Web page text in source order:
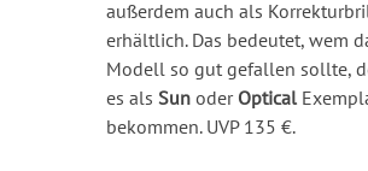
außerdem auch als
erhältlich. Das bedeutet, wem
Modell so gut gefallen sollte,
es als Sunoder Optical
bekommen. UVP 135 €.